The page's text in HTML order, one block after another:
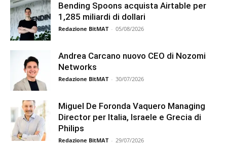
Bending Spoons acquista Airtable per
1,285 miliardi di dollari
Redazione BitMAT - 05/08/2026
Andrea Carcano nuovo CEO di Nozomi
Networks
Redazione BitMAT - 30/07/2026
Miguel De Foronda Vaquero Managing
Director per Italia, Israele e Grecia di
Philips
Redazione BitMAT - 29/07/2026